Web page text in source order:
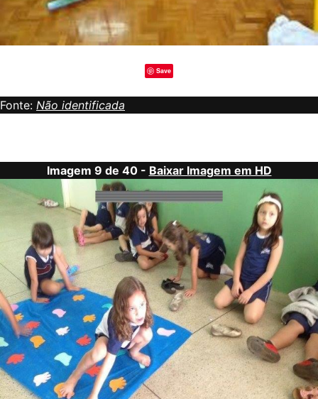
Save
Fonte: Não identificada
Imagem 9 de 40 - Baixar Imagem em HD